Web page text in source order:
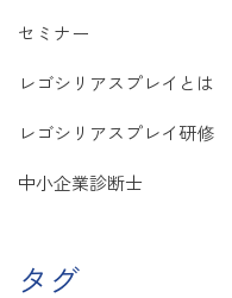
セミナー
レゴシリアスプレイとは
レゴシリアスプレイ研修
中小企業診断士
タグ